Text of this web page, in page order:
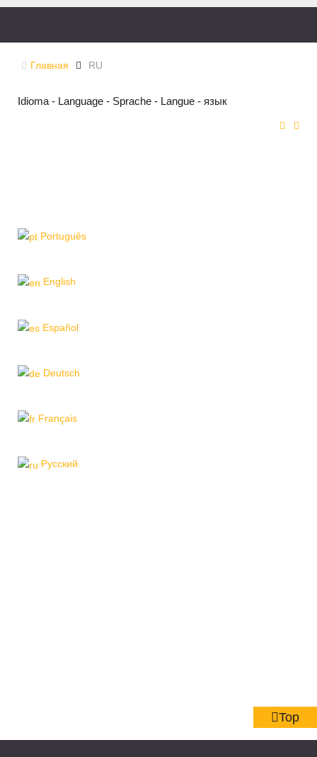
Главная RU
Idioma - Language - Sprache - Langue - язык
Português
English
Español
Deutsch
Français
Pусский
Top